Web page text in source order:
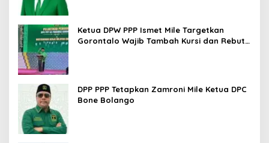
Ketua DPW PPP Ismet Mile Targetkan
Gorontalo Wajib Tambah Kursi dan Rebut
DPP PPP Tetapkan Zamroni Mile Ketua DPC
Bone Bolango